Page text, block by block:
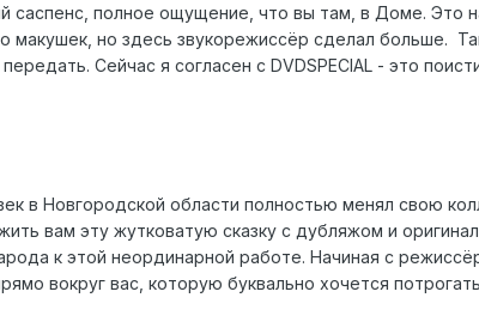
саспенс, полное ощущение, что вы там, в Доме. Это
макушек, но здесь звукорежиссёр сделал больше.
Сейчас я согласен с DVDSPECIAL - это
в Новгородской области полностью менял свою
вам эту жутковатую сказку с дубляжом и
к этой неординарной работе. Начиная с
вокруг вас, которую буквально хочется